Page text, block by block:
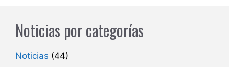
Noticias por categorías
Noticias (44)